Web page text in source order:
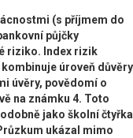
(s příjmem do
půjčky
riziko. Index rizik
kombinuje úroveň důvěry
úvěry, povědomí o
na známku 4. Toto
jako školní čtyřka
ukázal mimo